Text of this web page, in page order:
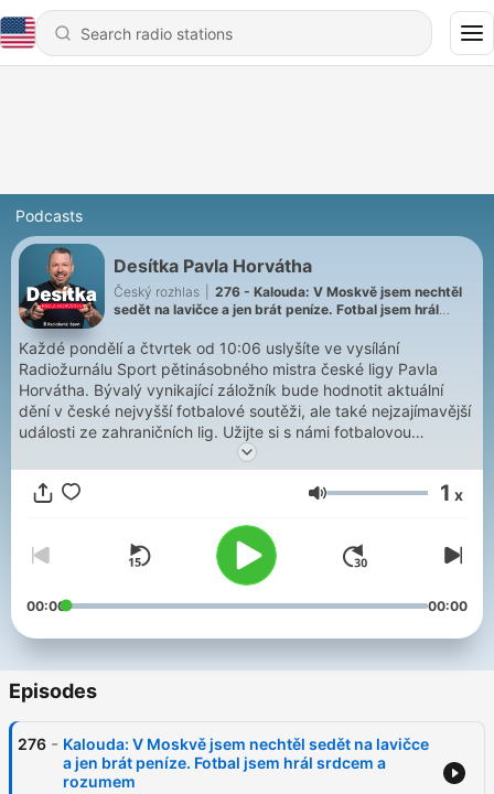
Podcasts
Desítka Pavla Horvátha
Český rozhlas
276 - Kalouda: V Moskvě jsem nechtěl
sedět na lavičce a jen brát peníze. Fotbal jsem hrál
Každé pondělí a čtvrtek od 10:06 uslyšíte ve vysílání
Radiožurnálu Sport pětinásobného mistra české ligy Pavla
Horvátha. Bývalý vynikající záložník bude hodnotit aktuální
dění v české nejvyšší fotbalové soutěži, ale také nejzajímavější
události ze zahraničních lig. Užijte si s námi fotbalovou
Všechny díly podcastu Desítka Pavla Horvátha můžete
mujRozhlas.cz.
Volume 1 x
00:00 00:00
Episodes
276 - Kalouda: V Moskvě jsem nechtěl sedět na lavičce
a jen brát peníze. Fotbal jsem hrál srdcem a
rozumem